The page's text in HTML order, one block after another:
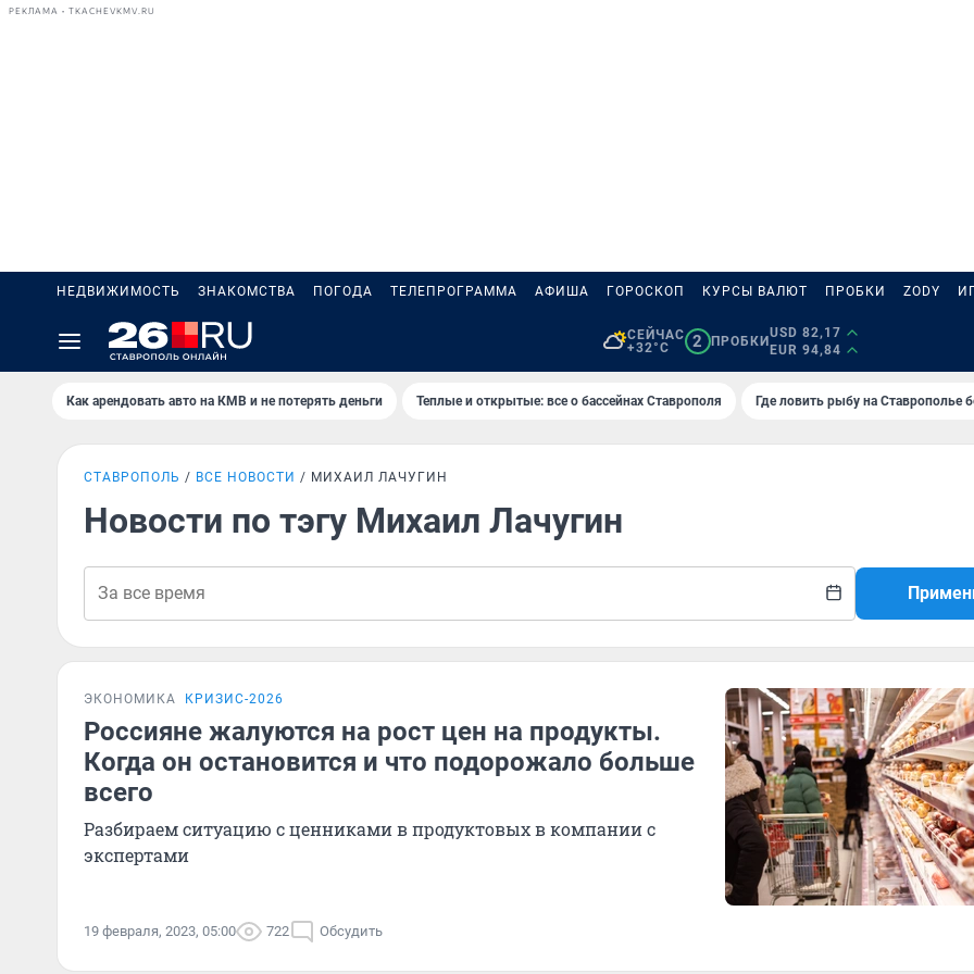
РЕКЛАМА • TKACHEVKMV.RU
НЕДВИЖИМОСТЬ ЗНАКОМСТВА ПОГОДА ТЕЛЕПРОГРАММА АФИША ГОРОСКОП КУРСЫ ВАЛЮТ ПРОБКИ ZODY
СЕЙЧАС
+32°C
2 ПРОБКИ
USD 82,17
EUR 94,84
Как арендовать авто на КМВ и не потерять деньги Теплые и открытые: все о бассейнах Ставрополя Где ловить рыбу на Ставрополье
СТАВРОПОЛЬ ВСЕ НОВОСТИ МИХАИЛ ЛАЧУГИН
Новости по тэгу Михаил Лачугин
ЭКОНОМИКА КРИЗИС-2026
Россияне жалуются на рост цен на продукты.
Когда он остановится и что подорожало больше
всего
Разбираем ситуацию с ценниками в продуктовых в компании с
экспертами
19 февраля, 2023, 05:00 722 Обсудить